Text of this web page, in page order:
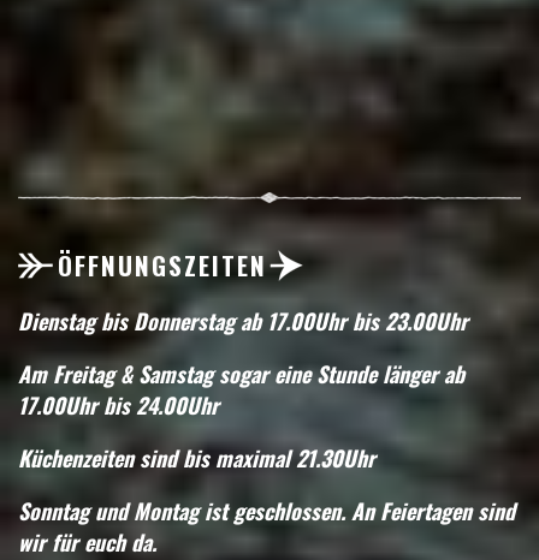
ÖFFNUNGSZEITEN
Dienstag bis Donnerstag ab 17.00Uhr bis 23.00Uhr
Am Freitag & Samstag sogar eine Stunde länger ab
17.00Uhr bis 24.00Uhr
Küchenzeiten sind bis maximal 21.30Uhr
Sonntag und Montag ist geschlossen. An Feiertagen sind
wir für euch da.